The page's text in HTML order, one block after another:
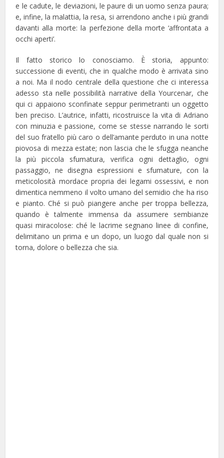
e le cadute, le deviazioni, le paure di un uomo senza paura;
e, infine, la malattia, la resa, si arrendono anche i più grandi
davanti alla morte: la perfezione della morte ‘affrontata a
occhi aperti’.
Il fatto storico lo conosciamo. È storia, appunto:
successione di eventi, che in qualche modo è arrivata sino
a noi. Ma il nodo centrale della questione che ci interessa
adesso sta nelle possibilità narrative della Yourcenar, che
qui ci appaiono sconfinate seppur perimetranti un oggetto
ben preciso. L’autrice, infatti, ricostruisce la vita di Adriano
con minuzia e passione, come se stesse narrando le sorti
del suo fratello più caro o dell’amante perduto in una notte
piovosa di mezza estate; non lascia che le sfugga neanche
la più piccola sfumatura, verifica ogni dettaglio, ogni
passaggio, ne disegna espressioni e sfumature, con la
meticolosità mordace propria dei legami ossessivi, e non
dimentica nemmeno il volto umano del semidio che ha riso
e pianto. Ché si può piangere anche per troppa bellezza,
quando è talmente immensa da assumere sembianze
quasi miracolose: ché le lacrime segnano linee di confine,
delimitano un prima e un dopo, un luogo dal quale non si
torna, dolore o bellezza che sia.